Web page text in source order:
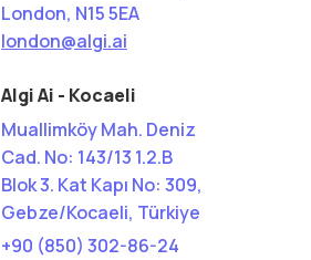
London, N15 5EA
london@algi.ai
Algi Ai - Kocaeli
Muallimköy Mah. Deniz
Cad. No: 143/13 1.2.B
Blok 3. Kat Kapı No: 309,
Gebze/Kocaeli, Türkiye
+90 (850) 302-86-24